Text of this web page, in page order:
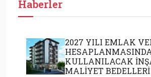
Haberler
2027 YILI EMLAK
KULLANILACAK
MALİYET BEDELLERİ